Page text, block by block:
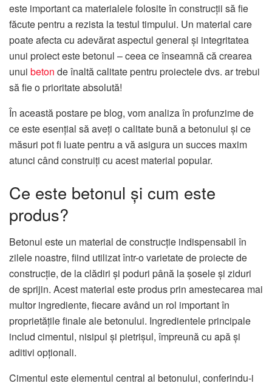
este important ca materialele folosite în construcții să fie
făcute pentru a rezista la testul timpului. Un material care
poate afecta cu adevărat aspectul general și integritatea
unui proiect este betonul – ceea ce înseamnă că crearea
unui beton de înaltă calitate pentru proiectele dvs. ar trebui
să fie o prioritate absolută!
În această postare pe blog, vom analiza în profunzime de
ce este esențial să aveți o calitate bună a betonului și ce
măsuri pot fi luate pentru a vă asigura un succes maxim
atunci când construiți cu acest material popular.
Ce este betonul și cum este
produs?
Betonul este un material de construcție indispensabil în
zilele noastre, fiind utilizat într-o varietate de proiecte de
construcție, de la clădiri și poduri până la șosele și ziduri
de sprijin. Acest material este produs prin amestecarea mai
multor ingrediente, fiecare având un rol important în
proprietățile finale ale betonului. Ingredientele principale
includ cimentul, nisipul și pietrișul, împreună cu apă și
aditivi opționali.
Cimentul este elementul central al betonului, conferindu-i